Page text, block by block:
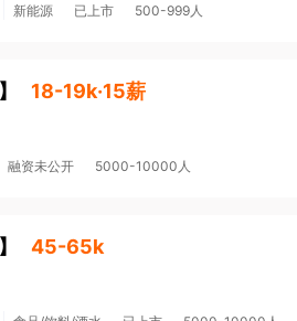
新能源 已上市 500-999人
】 18-19k·15薪
融资未公开 5000-10000人
】 45-65k